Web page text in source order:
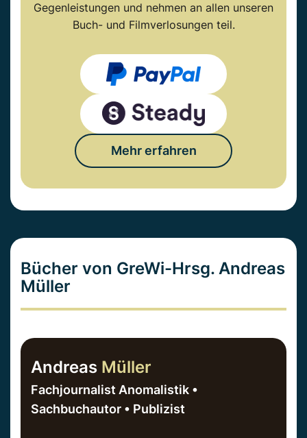
Gegenleistungen und nehmen an allen unseren
Buch- und Filmverlosungen teil.
Mehr erfahren
Bücher von GreWi-Hrsg. Andreas
Müller
Andreas Müller
Fachjournalist Anomalistik •
Sachbuchautor • Publizist